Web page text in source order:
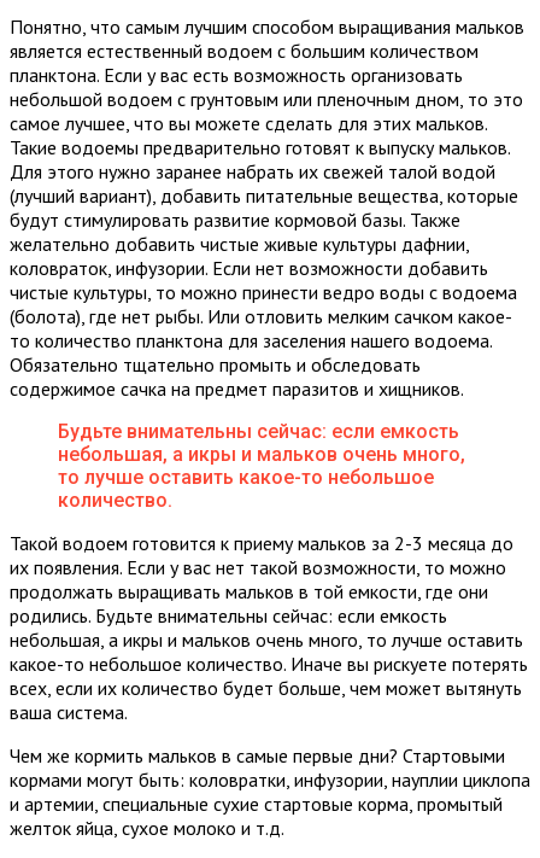
Понятно, что самым лучшим способом выращивания мальков
является естественный водоем с большим количеством
планктона. Если у вас есть возможность организовать
небольшой водоем с грунтовым или пленочным дном, то это
самое лучшее, что вы можете сделать для этих мальков.
Такие водоемы предварительно готовят к выпуску мальков.
Для этого нужно заранее набрать их свежей талой водой
(лучший вариант), добавить питательные вещества, которые
будут стимулировать развитие кормовой базы. Также
желательно добавить чистые живые культуры дафнии,
коловраток, инфузории. Если нет возможности добавить
чистые культуры, то можно принести ведро воды с водоема
(болота), где нет рыбы. Или отловить мелким сачком какое-
то количество планктона для заселения нашего водоема.
Обязательно тщательно промыть и обследовать
содержимое сачка на предмет паразитов и хищников.
Будьте внимательны сейчас: если емкость
небольшая, а икры и мальков очень много,
то лучше оставить какое-то небольшое
количество.
Такой водоем готовится к приему мальков за 2-3 месяца до
их появления. Если у вас нет такой возможности, то можно
продолжать выращивать мальков в той емкости, где они
родились. Будьте внимательны сейчас: если емкость
небольшая, а икры и мальков очень много, то лучше оставить
какое-то небольшое количество. Иначе вы рискуете потерять
всех, если их количество будет больше, чем может вытянуть
ваша система.
Чем же кормить мальков в самые первые дни? Стартовыми
кормами могут быть: коловратки, инфузории, науплии циклопа
и артемии, специальные сухие стартовые корма, промытый
желток яйца, сухое молоко и т.д.